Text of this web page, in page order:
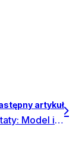
artykuł
Zapraszamy na warsztaty: Model inwestycyjny z programem Invest for Excel – w Warszawie 1 lutego 2013 r.!